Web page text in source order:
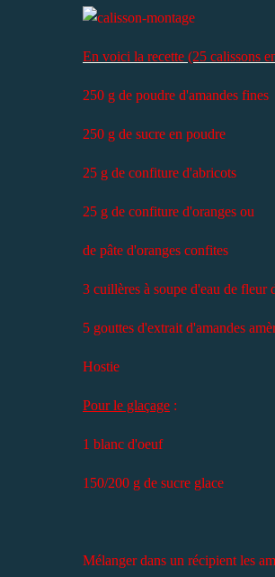
En voici la recette (25 calissons
250 g de poudre d'amandes fines
250 g de sucre en poudre
25 g de confiture d'abricots
25 g de confiture d'oranges ou
de pâte d'oranges confites
3 cuillères à soupe d'eau de fleur
5 gouttes d'extrait d'amandes
Hostie
Pour le glaçage :
1 blanc d'oeuf
150/200 g de sucre glace
Mélanger dans un récipient les